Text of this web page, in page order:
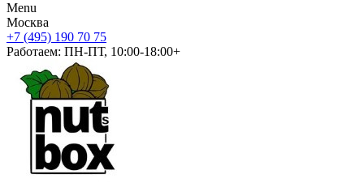
Menu
Москва
+7 (495) 190 70 75
Работаем: ПН-ПТ, 10:00-18:00+